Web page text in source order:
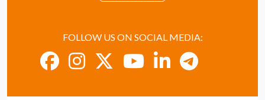
FOLLOW US ON SOCIAL MEDIA: